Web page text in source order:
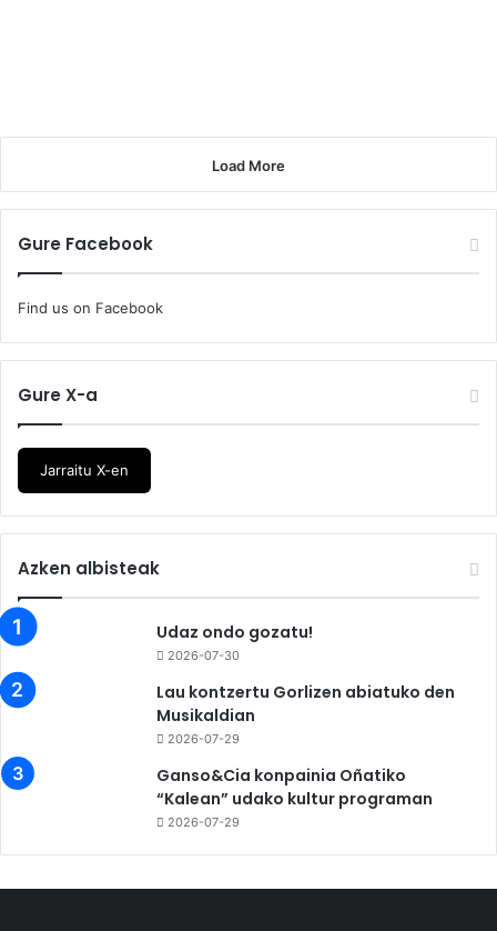
Load More
Gure Facebook
Find us on Facebook
Gure X-a
Jarraitu X-en
Azken albisteak
Udaz ondo gozatu!
2026-07-30
Lau kontzertu Gorlizen abiatuko den
Musikaldian
2026-07-29
Ganso&Cia konpainia Oñatiko
“Kalean” udako kultur programan
2026-07-29